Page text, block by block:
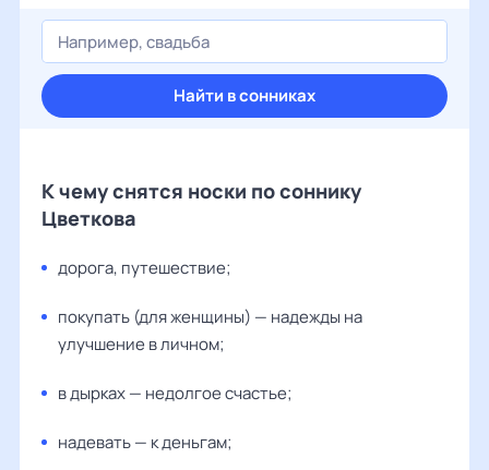
Найти в сонниках
К чему снятся носки по соннику
Цветкова
дорога, путешествие;
покупать (для женщины) — надежды на
улучшение в личном;
в дырках — недолгое счастье;
надевать — к деньгам;